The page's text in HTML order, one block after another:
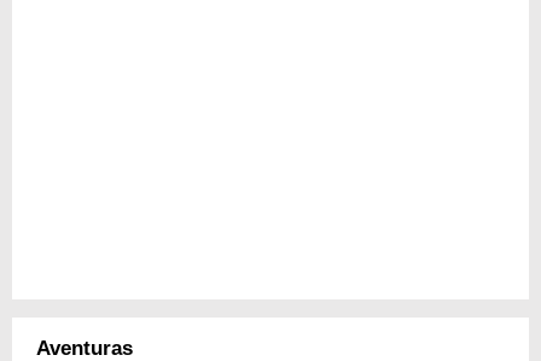
Aventuras